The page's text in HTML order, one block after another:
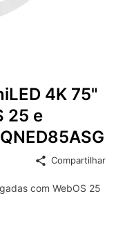
4K 75"
25 e
Compartilhar
com WebOS 25